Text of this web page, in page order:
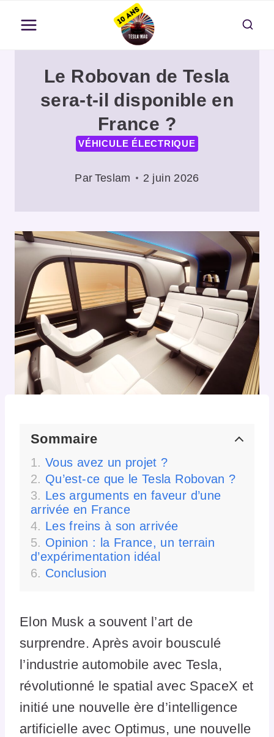
contenu
Le Robovan de Tesla
sera-t-il disponible en
France ?
VÉHICULE ÉLECTRIQUE
Par Teslam 2 juin 2026
Sommaire
Vous avez un projet ?
Qu’est-ce que le Tesla Robovan ?
Les arguments en faveur d’une
arrivée en France
Les freins à son arrivée
Opinion : la France, un terrain
d’expérimentation idéal
Conclusion
Elon Musk a souvent l’art de
surprendre. Après avoir bousculé
l’industrie automobile avec Tesla,
révolutionné le spatial avec SpaceX et
initié une nouvelle ère d’intelligence
artificielle avec Optimus, une nouvelle